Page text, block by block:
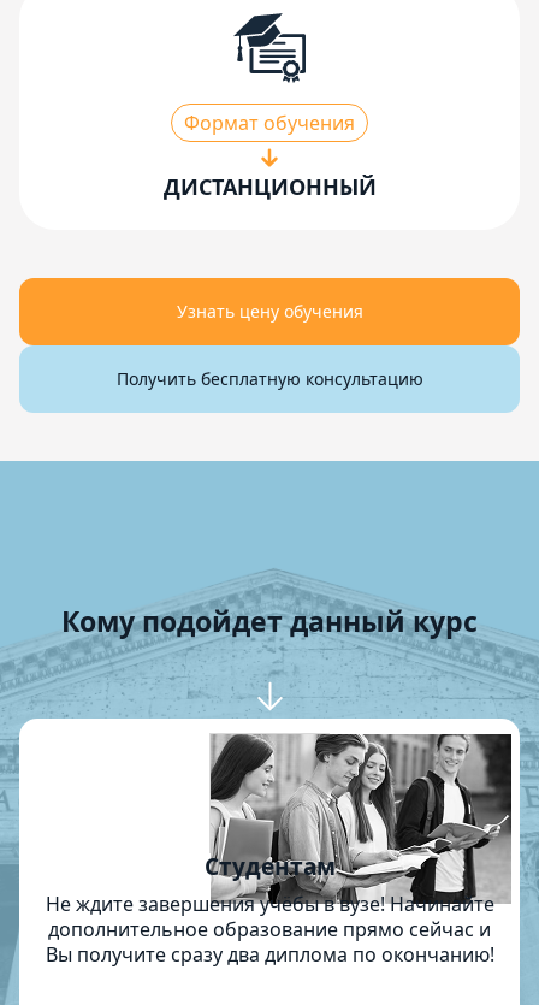
Формат обучения
ДИСТАНЦИОННЫЙ
Узнать цену обучения
Получить бесплатную консультацию
Кому подойдет данный курс
Студентам
Не ждите завершения учёбы в вузе! Начинайте
дополнительное образование прямо сейчас и
Вы получите сразу два диплома по окончанию!